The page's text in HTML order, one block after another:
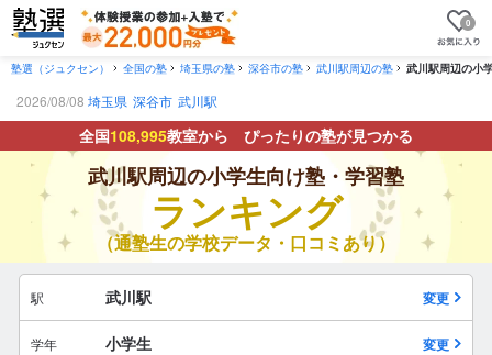
0
塾選（ジュクセン） 全国の塾 埼玉県の塾 深谷市の塾 武川駅周辺の塾 武川駅周辺の小
2026/08/08 埼玉県 深谷市 武川駅
全国108,995教室から ぴったりの塾が見つかる
武川駅周辺の小学生向け塾・学習塾
ランキング
（通塾生の学校データ・口コミあり）
駅 武川駅 変更
学年 小学生 変更